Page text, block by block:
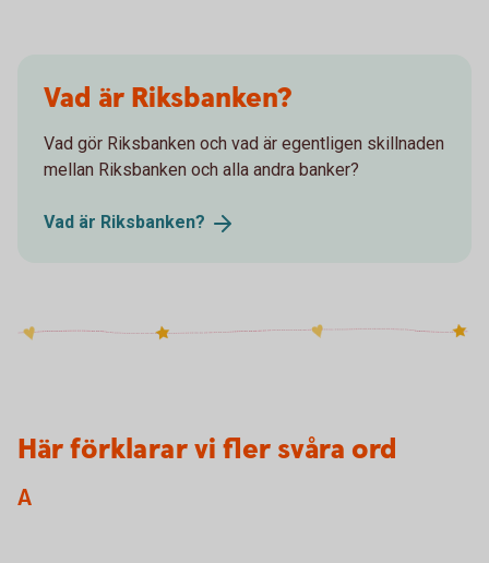
Vad är Riksbanken?
Vad gör Riksbanken och vad är egentligen skillnaden
mellan Riksbanken och alla andra banker?
Vad är Riksbanken?
Här förklarar vi fler svåra ord
A